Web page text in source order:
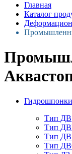
Главная
Каталог
Тип ДВ
Тип
Тип
Тип